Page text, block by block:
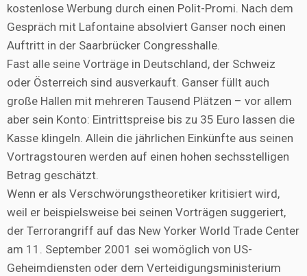
kostenlose Werbung durch einen Polit-Promi. Nach dem
Gespräch mit Lafontaine absolviert Ganser noch einen
Auftritt in der Saarbrücker Congresshalle.
Fast alle seine Vorträge in Deutschland, der Schweiz
oder Österreich sind ausverkauft. Ganser füllt auch
große Hallen mit mehreren Tausend Plätzen – vor allem
aber sein Konto: Eintrittspreise bis zu 35 Euro lassen die
Kasse klingeln. Allein die jährlichen Einkünfte aus seinen
Vortragstouren werden auf einen hohen sechsstelligen
Betrag geschätzt.
Wenn er als Verschwörungstheoretiker kritisiert wird,
weil er beispielsweise bei seinen Vorträgen suggeriert,
der Terrorangriff auf das New Yorker World Trade Center
am 11. September 2001 sei womöglich von US-
Geheimdiensten oder dem Verteidigungsministerium